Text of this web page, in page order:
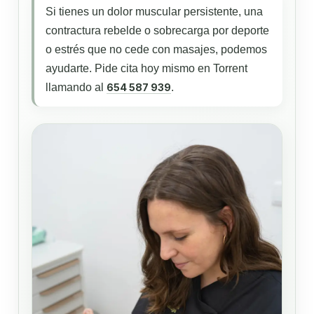
Si tienes un dolor muscular persistente, una
contractura rebelde o sobrecarga por deporte
o estrés que no cede con masajes, podemos
ayudarte. Pide cita hoy mismo en Torrent
llamando al 654 587 939.